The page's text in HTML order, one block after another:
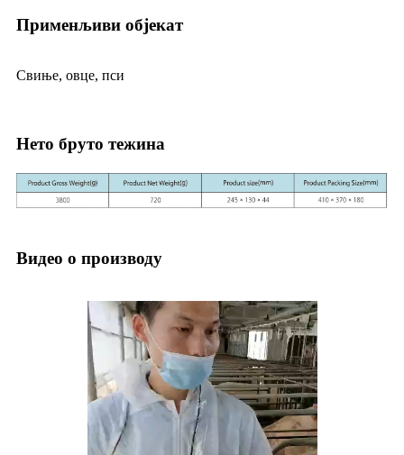
Применљиви објекат
Свиње, овце, пси
Нето бруто тежина
Видео о производу